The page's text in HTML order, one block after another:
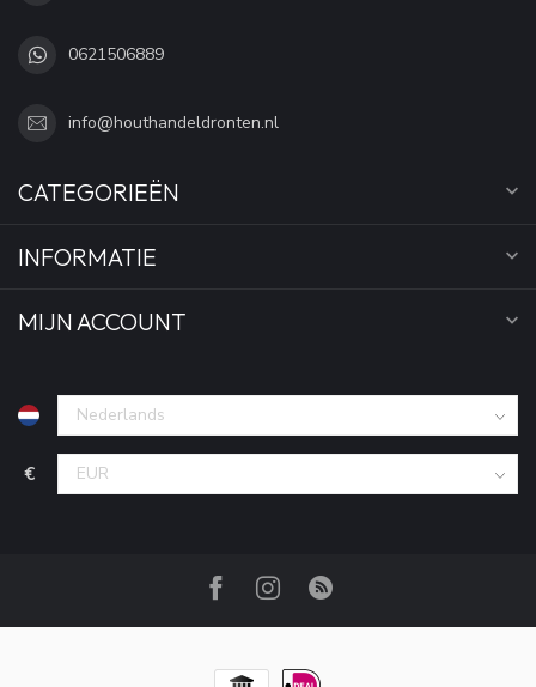
0621506889
info@houthandeldronten.nl
CATEGORIEËN
INFORMATIE
MIJN ACCOUNT
€